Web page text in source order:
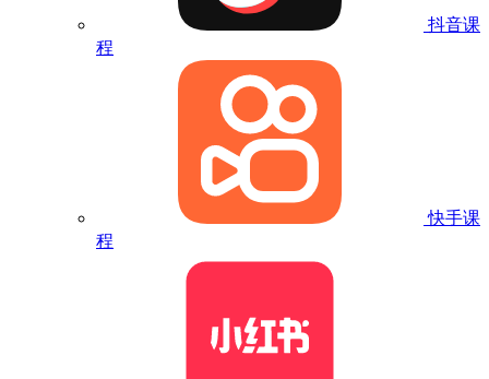
抖音课
程
快手课
程